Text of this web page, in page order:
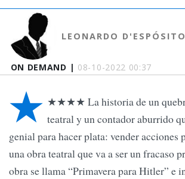
ON DEMAND | 08-10-2022 00:37
LEONARDO D'ESPÓSITO
★ ★★★★ La historia de un
teatral y un contador aburrido
genial para hacer plata: vender acciones
una obra teatral que va a ser un fracaso
obra se llama “Primavera para Hitler” e